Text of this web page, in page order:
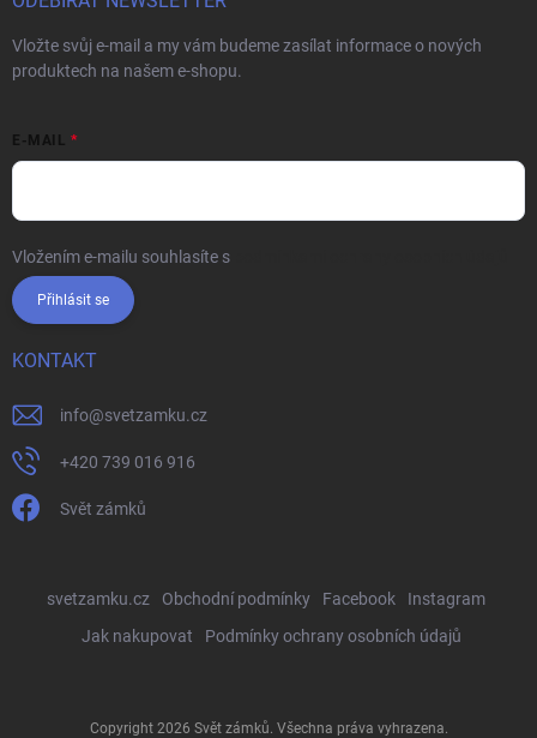
Vložte svůj e-mail a my vám budeme zasílat informace o nových
produktech na našem e-shopu.
E-MAIL
Vložením e-mailu souhlasíte s
Přihlásit se
KONTAKT
info@svetzamku.cz
+420 739 016 916
Svět zámků
svetzamku.cz Obchodní podmínky Facebook
Instagram
Jak nakupovat
Podmínky ochrany osobních údajů
Copyright 2026 Svět zámků . Všechna práva vyhrazena.